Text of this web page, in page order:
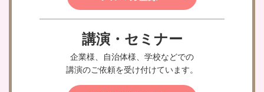
講演・セミナー
企業様、自治体様、学校などでの
講演のご依頼を受け付けています。